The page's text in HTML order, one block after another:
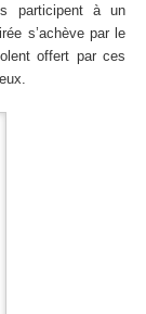
participent à un
s’achève par le
offert par ces